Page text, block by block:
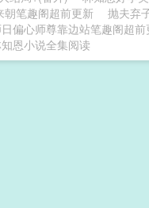
朝笔趣阁超前更新
抛夫弃
偏心师尊靠边站笔趣阁超前
恩小说全集阅读